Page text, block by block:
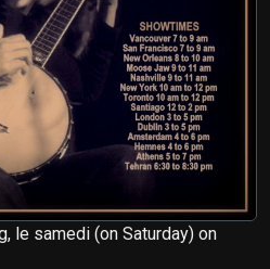
le samedi (on Saturday) on